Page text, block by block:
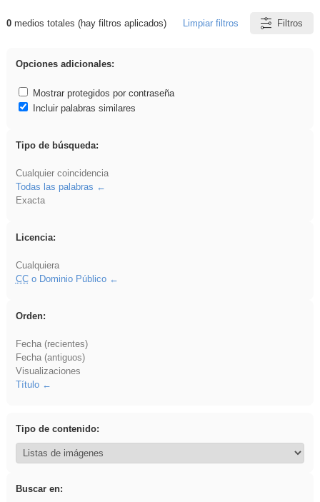
Resultados de: islamismo
0medios totales (hay filtros aplicados) Limpiar filtros Filtros
Opciones adicionales:
Mostrar protegidos por contraseña
Incluir palabras similares
Tipo de búsqueda:
Cualquier coincidencia
Todas las palabras
Exacta
Licencia:
Cualquiera
CCo Dominio Público
Orden:
Fecha (recientes)
Fecha (antiguos)
Visualizaciones
Título
Tipo de contenido:
Buscar en: